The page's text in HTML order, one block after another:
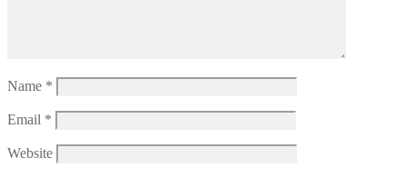
Name *
Email *
Website